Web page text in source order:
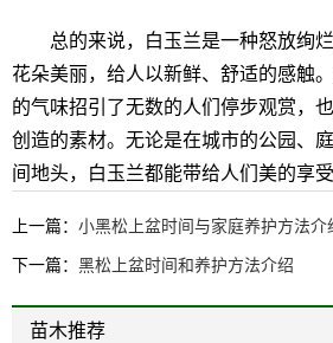
总的来说，白玉兰是一种怒放绚烂
花朵美丽，给人以新鲜、舒适的感触
的气味招引了无数的人们停步观赏，
创造的素材。无论是在城市的公园、
间地头，白玉兰都能带给人们美的享
上一篇： 小黑松上盆时间与家庭养护方法介
下一篇： 黑松上盆时间和养护方法介绍
苗木推荐